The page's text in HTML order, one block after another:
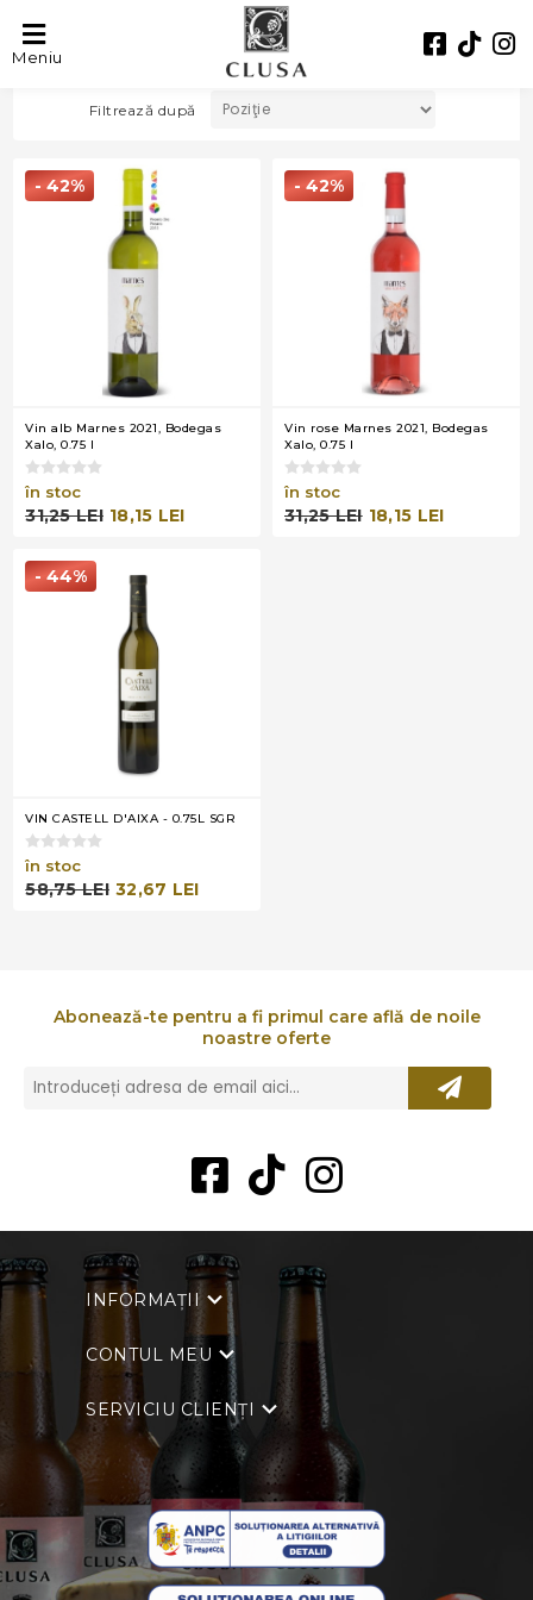
Meniu
BODEGAS XALO
Filtrează după
- 42%
Vin alb Marnes 2021, Bodegas
Xalo, 0.75 l
în stoc
31,25 LEI 18,15 LEI
- 42%
Vin rose Marnes 2021, Bodegas
Xalo, 0.75 l
în stoc
31,25 LEI 18,15 LEI
- 44%
VIN CASTELL D'AIXA - 0.75L SGR
în stoc
58,75 LEI 32,67 LEI
Abonează-te pentru a fi primul care află de noile
noastre oferte
INFORMAȚII
CONTUL MEU
SERVICIU CLIENȚI